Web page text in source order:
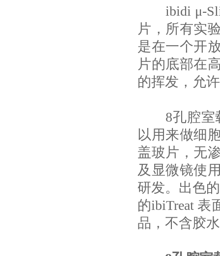
ibidi μ-
片，所有实
是在一个开
片的底部在
的挥发，允
8孔腔室载
以用来做细
盖玻片，无
及显微镜使
研发。出色
的ibiTreat 表
品，不含胶